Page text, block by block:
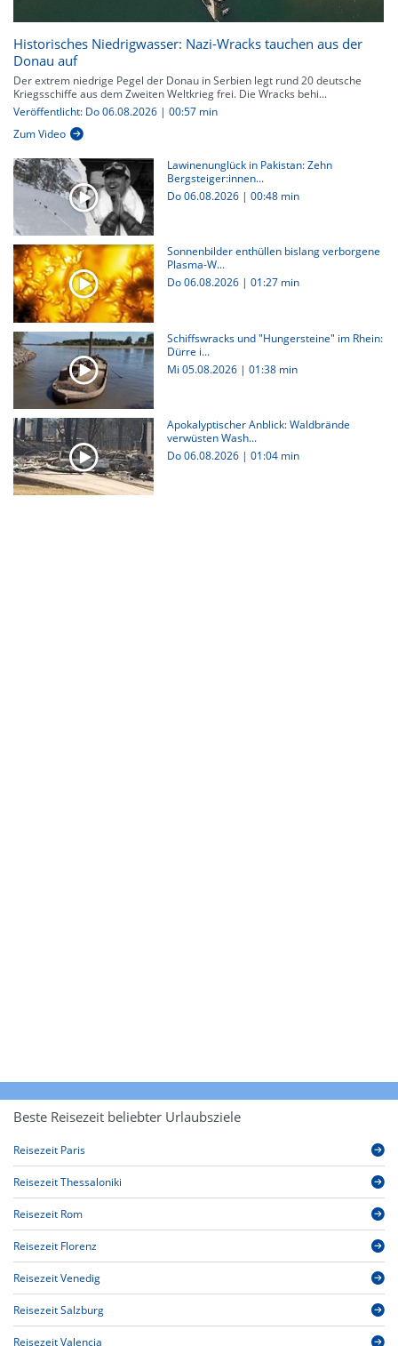
Historisches Niedrigwasser: Nazi-Wracks tauchen aus der
Donau auf
Der extrem niedrige Pegel der Donau in Serbien legt rund 20 deutsche
Kriegsschiffe aus dem Zweiten Weltkrieg frei. Die Wracks behi...
Veröffentlicht: Do 06.08.2026 | 00:57 min
Zum Video
Lawinenunglück in Pakistan: Zehn
Bergsteiger:innen...
Do 06.08.2026 | 00:48 min
Sonnenbilder enthüllen bislang verborgene
Plasma-W...
Do 06.08.2026 | 01:27 min
Schiffswracks und "Hungersteine" im Rhein:
Dürre i...
Mi 05.08.2026 | 01:38 min
Apokalyptischer Anblick: Waldbrände
verwüsten Wash...
Do 06.08.2026 | 01:04 min
Beste Reisezeit beliebter Urlaubsziele
Reisezeit Paris
Reisezeit Thessaloniki
Reisezeit Rom
Reisezeit Florenz
Reisezeit Venedig
Reisezeit Salzburg
Reisezeit Valencia